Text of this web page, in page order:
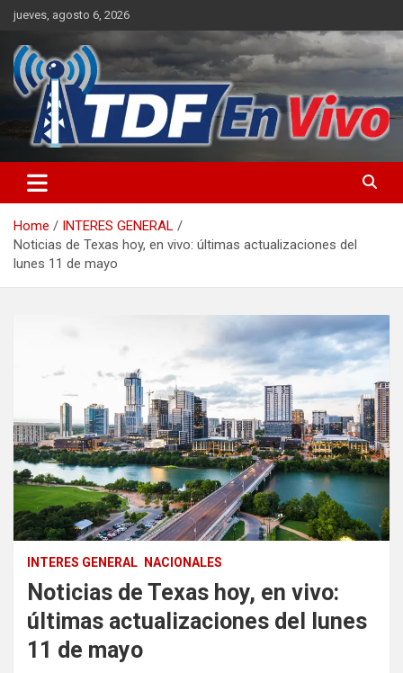
Skip
content
jueves, agosto 6, 2026
Home
INTERES GENERAL
Noticias de Texas hoy, en vivo: últimas actualizaciones del
lunes 11 de mayo
INTERES GENERAL NACIONALES
Noticias de Texas hoy, en vivo:
últimas actualizaciones del lunes
11 de mayo